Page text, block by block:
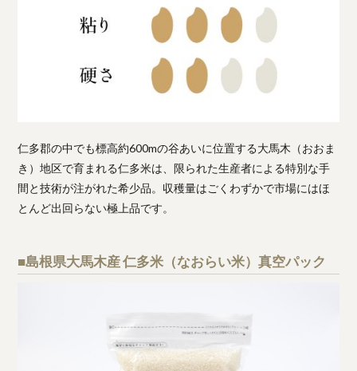
仁多郡の中でも標高約600mの谷あいに位置する大馬木（おおま
き）地区で育まれる仁多米は、限られた生産者による特別な手
間と技術が注がれた希少品。収穫量はごくわずかで市場にはほ
とんど出回らない極上品です。
■島根県大馬木産 仁多米（なおらい米）真空パック